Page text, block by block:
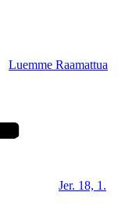
Luemme Raamattua
Jer. 18, 1.